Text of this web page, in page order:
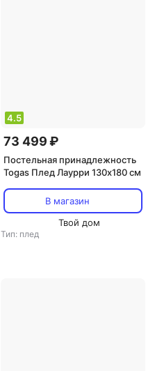
4.5
73 499 ₽
Постельная принадлежность
Togas Плед Лаурри 130х180 см
В магазин
Твой дом
Тип: плед